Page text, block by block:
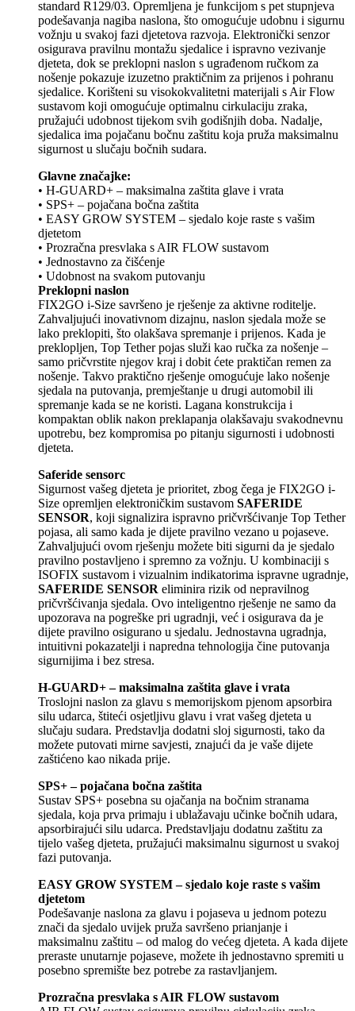
standard R129/03. Opremljena je funkcijom s pet stupnjeva
podešavanja nagiba naslona, što omogućuje udobnu i sigurnu
vožnju u svakoj fazi djetetova razvoja. Elektronički senzor
osigurava pravilnu montažu sjedalice i ispravno vezivanje
djeteta, dok se preklopni naslon s ugrađenom ručkom za
nošenje pokazuje izuzetno praktičnim za prijenos i pohranu
sjedalice. Korišteni su visokokvalitetni materijali s Air Flow
sustavom koji omogućuje optimalnu cirkulaciju zraka,
pružajući udobnost tijekom svih godišnjih doba. Nadalje,
sjedalica ima pojačanu bočnu zaštitu koja pruža maksimalnu
sigurnost u slučaju bočnih sudara.
Glavne značajke:
• H-GUARD+ – maksimalna zaštita glave i vrata
• SPS+ – pojačana bočna zaštita
• EASY GROW SYSTEM – sjedalo koje raste s vašim
djetetom
• Prozračna presvlaka s AIR FLOW sustavom
• Jednostavno za čišćenje
• Udobnost na svakom putovanju
Preklopni naslon
FIX2GO i-Size savršeno je rješenje za aktivne roditelje.
Zahvaljujući inovativnom dizajnu, naslon sjedala može se
lako preklopiti, što olakšava spremanje i prijenos. Kada je
preklopljen, Top Tether pojas služi kao ručka za nošenje –
samo pričvrstite njegov kraj i dobit ćete praktičan remen za
nošenje. Takvo praktično rješenje omogućuje lako nošenje
sjedala na putovanja, premještanje u drugi automobil ili
spremanje kada se ne koristi. Lagana konstrukcija i
kompaktan oblik nakon preklapanja olakšavaju svakodnevnu
upotrebu, bez kompromisa po pitanju sigurnosti i udobnosti
djeteta.
Saferide sensorc
Sigurnost vašeg djeteta je prioritet, zbog čega je FIX2GO i-
Size opremljen elektroničkim sustavom SAFERIDE
SENSOR, koji signalizira ispravno pričvršćivanje Top Tether
pojasa, ali samo kada je dijete pravilno vezano u pojaseve.
Zahvaljujući ovom rješenju možete biti sigurni da je sjedalo
pravilno postavljeno i spremno za vožnju. U kombinaciji s
ISOFIX sustavom i vizualnim indikatorima ispravne ugradnje,
SAFERIDE SENSOR eliminira rizik od nepravilnog
pričvršćivanja sjedala. Ovo inteligentno rješenje ne samo da
upozorava na pogreške pri ugradnji, već i osigurava da je
dijete pravilno osigurano u sjedalu. Jednostavna ugradnja,
intuitivni pokazatelji i napredna tehnologija čine putovanja
sigurnijima i bez stresa.
H-GUARD+ – maksimalna zaštita glave i vrata
Troslojni naslon za glavu s memorijskom pjenom apsorbira
silu udarca, štiteći osjetljivu glavu i vrat vašeg djeteta u
slučaju sudara. Predstavlja dodatni sloj sigurnosti, tako da
možete putovati mirne savjesti, znajući da je vaše dijete
zaštićeno kao nikada prije.
SPS+ – pojačana bočna zaštita
Sustav SPS+ posebna su ojačanja na bočnim stranama
sjedala, koja prva primaju i ublažavaju učinke bočnih udara,
apsorbirajući silu udarca. Predstavljaju dodatnu zaštitu za
tijelo vašeg djeteta, pružajući maksimalnu sigurnost u svakoj
fazi putovanja.
EASY GROW SYSTEM – sjedalo koje raste s vašim
djetetom
Podešavanje naslona za glavu i pojaseva u jednom potezu
znači da sjedalo uvijek pruža savršeno prianjanje i
maksimalnu zaštitu – od malog do većeg djeteta. A kada dijete
preraste unutarnje pojaseve, možete ih jednostavno spremiti u
posebno spremište bez potrebe za rastavljanjem.
Prozračna presvlaka s AIR FLOW sustavom